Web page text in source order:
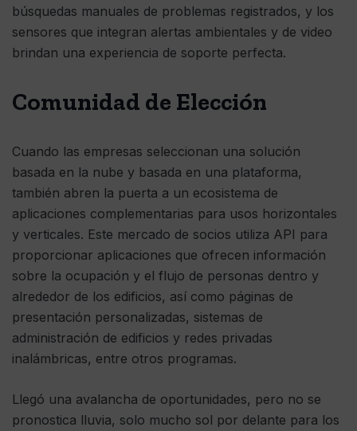
búsquedas manuales de problemas registrados, y los
sensores que integran alertas ambientales y de video
brindan una experiencia de soporte perfecta.
Comunidad de Elección
Cuando las empresas seleccionan una solución
basada en la nube y basada en una plataforma,
también abren la puerta a un ecosistema de
aplicaciones complementarias para usos horizontales
y verticales. Este mercado de socios utiliza API para
proporcionar aplicaciones que ofrecen información
sobre la ocupación y el flujo de personas dentro y
alrededor de los edificios, así como páginas de
presentación personalizadas, sistemas de
administración de edificios y redes privadas
inalámbricas, entre otros programas.
Llegó una avalancha de oportunidades, pero no se
pronostica lluvia, solo mucho sol por delante para los